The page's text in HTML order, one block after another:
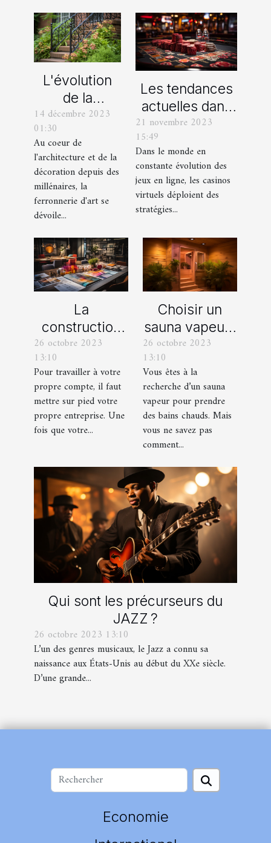
L'évolution
de la
ferronnerie
d'art à travers
les siècles
14 décembre 2023
01:30
Au coeur de
l'architecture et de la
décoration depuis des
millénaires, la
ferronnerie d'art se
dévoile...
Les tendances
actuelles dans
les offres
promotionnelles
des casinos en
ligne
21 novembre 2023
15:49
Dans le monde en
constante évolution des
jeux en ligne, les casinos
virtuels déploient des
stratégies...
La
construction
d’une identité
d’entreprise :
que faut-il en
savoir ?
26 octobre 2023
13:10
Pour travailler à votre
propre compte, il faut
mettre sur pied votre
propre entreprise. Une
fois que votre...
Choisir un
sauna vapeur :
comment s’y
prendre ?
26 octobre 2023
13:10
Vous êtes à la
recherche d’un sauna
vapeur pour prendre
des bains chauds. Mais
vous ne savez pas
comment...
Qui sont les précurseurs du
JAZZ ?
26 octobre 2023 13:10
L’un des genres musicaux, le Jazz a connu sa
naissance aux États-Unis au début du XXe siècle.
D’une grande...
Economie